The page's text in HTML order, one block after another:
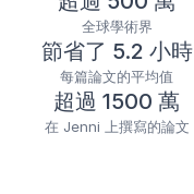
全球學術界
節省了 5.2 小時
每篇論文的平均值
超過 1500 萬
在 Jenni 上撰寫的論文